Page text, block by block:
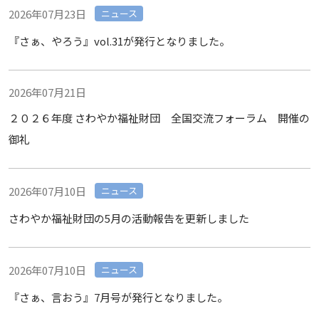
2026年07月23日 ニュース
『さぁ、やろう』vol.31が発行となりました。
2026年07月21日
２０２６年度 さわやか福祉財団 全国交流フォーラム 開催の
御礼
2026年07月10日 ニュース
さわやか福祉財団の5月の活動報告を更新しました
2026年07月10日 ニュース
『さぁ、言おう』7月号が発行となりました。